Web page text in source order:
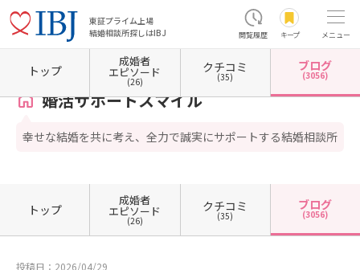
東証プライム上場
結婚相談所探しはIBJ
閲覧履歴 キープ メニュー
ホーム 奈良県の結婚相談所 婚活サポートスマイル カウンセラーブログ一覧 カウンセ
婚活サポートスマイル
幸せな結婚を共に考え、全力で誠実にサポートする結婚相談所
トップ
成婚者
エピソード
(26)
クチコミ
(35)
ブログ
(3056)
トップ
成婚者
エピソード
(26)
クチコミ
(35)
ブログ
(3056)
投稿日：2026/04/29